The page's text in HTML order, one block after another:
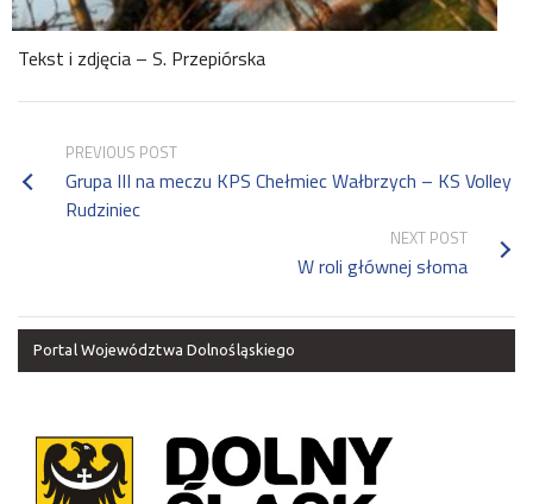
Tekst i zdjęcia – S. Przepiórska
PREVIOUS POST
Grupa III na meczu KPS Chełmiec Wałbrzych – KS Volley
Rudziniec
NEXT POST
W roli głównej słoma
Portal Województwa Dolnośląskiego